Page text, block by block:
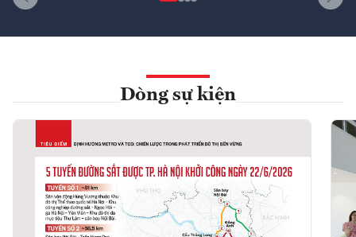
Dòng sự kiện